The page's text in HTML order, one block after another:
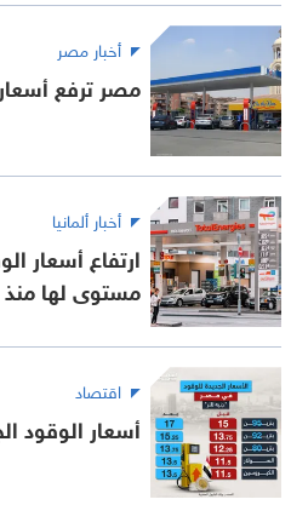
أخبار مصر
مصر ترفع أسعار
أخبار ألمانيا
ارتفاع أسعار
مستوى لها منذ
اقتصاد
أسعار الوقود